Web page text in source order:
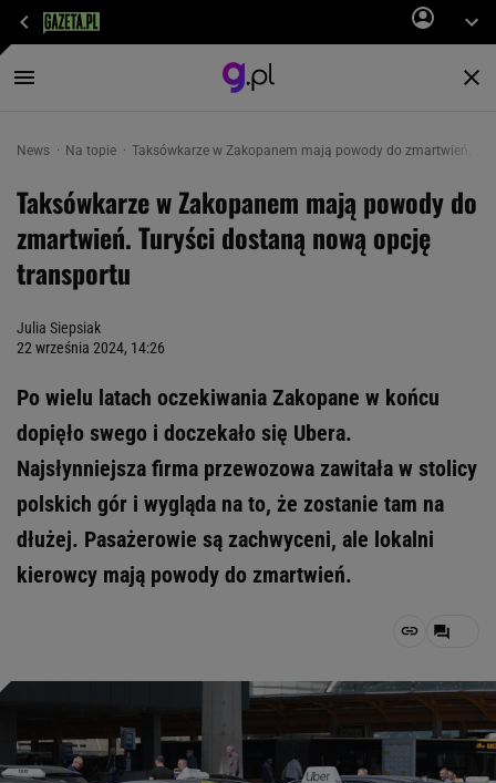
News Na topie Taksówkarze w Zakopanem mają powody do zmartwień.
Taksówkarze w Zakopanem mają powody do
zmartwień. Turyści dostaną nową opcję
transportu
Julia Siepsiak
22 września 2024, 14:26
Po wielu latach oczekiwania Zakopane w końcu
dopięło swego i doczekało się Ubera.
Najsłynniejsza firma przewozowa zawitała w stolicy
polskich gór i wygląda na to, że zostanie tam na
dłużej. Pasażerowie są zachwyceni, ale lokalni
kierowcy mają powody do zmartwień.